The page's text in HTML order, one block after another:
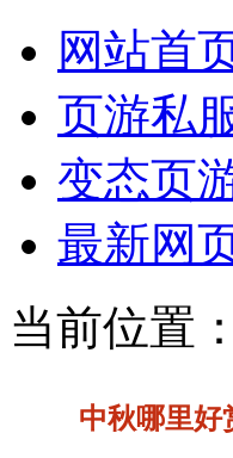
网站首
页游私
变态页
最新网
当前位置：
中秋哪里好